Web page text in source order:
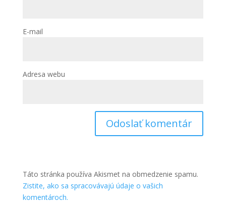
E-mail
Adresa webu
Táto stránka používa Akismet na obmedzenie spamu.
Zistite, ako sa spracovávajú údaje o vašich
komentároch.